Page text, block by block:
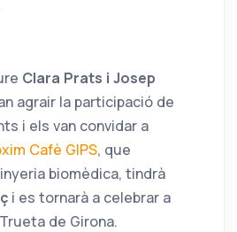
Clara Prats i Josep
agrair la participació de
i els van convidar a
Cafè GIPS, que
biomèdica, tindrà
i es tornarà a celebrar a
de Girona.